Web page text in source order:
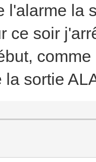
l'alarme la
ce soir
la sortie